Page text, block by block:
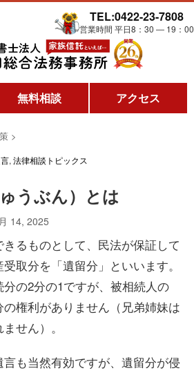
TEL:0422-23-7808
営業時間 平日8：30 ― 19：00
無料相談 アクセス
>
, 法律相談トピックス
うぶん）とは
14, 2025
るものとして、民法が保証して
取分を「遺留分」といいます。
の2分の1ですが、被相続人の
権利がありません（兄弟姉妹は
せん）。
も当然有効ですが、遺留分が侵